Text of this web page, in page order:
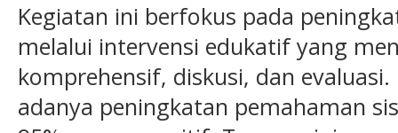
Kegiatan ini berfokus pada
melalui intervensi edukatif yang
komprehensif, diskusi, dan
adanya peningkatan pemahaman